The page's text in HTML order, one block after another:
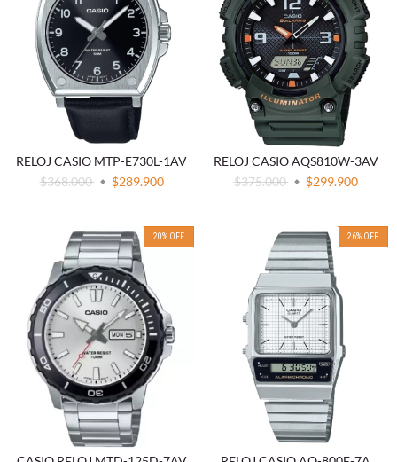
RELOJ CASIO MTP-E730L-1AV
$368.000
$289.900
RELOJ CASIO AQS810W-3AV
$375.000
$299.900
20% OFF 26% OFF